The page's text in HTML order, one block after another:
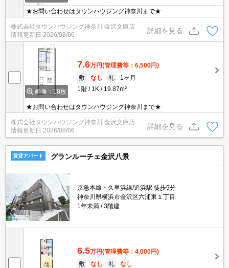
★お問い合わせはタウンハウジング神奈川まで★
株式会社タウンハウジング神奈川 金沢文庫店
情報更新日 2026/08/06
詳細を見る
画像：18枚
7.6万円(管理費等：6,500円)
敷
なし 礼
1ヶ月
1階
1K 19.87m²
★お問い合わせはタウンハウジング神奈川まで★
株式会社タウンハウジング神奈川 金沢文庫店
情報更新日 2026/08/06
詳細を見る
賃貸アパート グランルーチェ金沢八景
京急本線・久里浜線/追浜駅 徒歩9分
神奈川県横浜市金沢区六浦東１丁目
1年未満
3階建
6.5万円(管理費等：4,000円)
敷
なし 礼
なし